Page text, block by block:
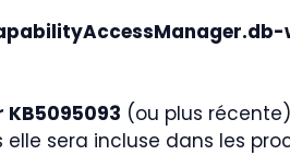
KB5095093 (ou plus
sera incluse dans les